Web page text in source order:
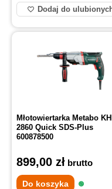
Dodaj do
Młotowiertarka Metabo
2860 Quick SDS-Plus
600878500
899,00 zł brutto
Do koszyka